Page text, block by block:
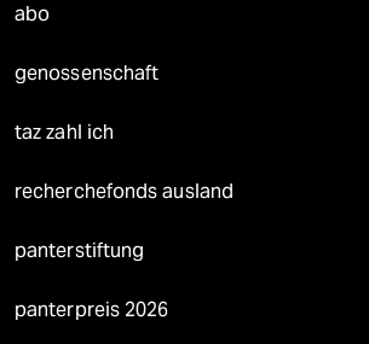
abo
genossenschaft
taz zahl ich
recherchefonds ausland
panterstiftung
panterpreis 2026